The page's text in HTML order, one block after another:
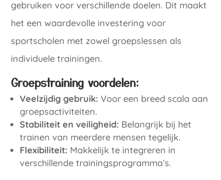
gebruiken voor verschillende doelen. Dit maakt
het een waardevolle investering voor
sportscholen met zowel groepslessen als
individuele trainingen.
Groepstraining voordelen:
Veelzijdig gebruik: Voor een breed scala aan
groepsactiviteiten.
Stabiliteit en veiligheid: Belangrijk bij het
trainen van meerdere mensen tegelijk.
Flexibiliteit: Makkelijk te integreren in
verschillende trainingsprogramma’s.